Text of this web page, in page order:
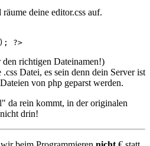
deine editor.css auf.
?>
richtigen Dateinamen!)
Datei, es sein denn dein Server ist
von php geparst werden.
da rein kommt, in der originalen
drin!